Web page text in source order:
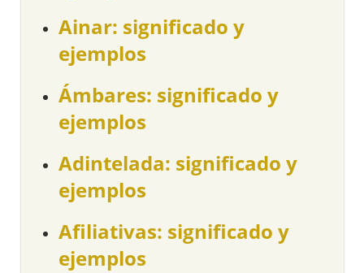
Ainar: significado y
ejemplos
Ámbares: significado y
ejemplos
Adintelada: significado y
ejemplos
Afiliativas: significado y
ejemplos